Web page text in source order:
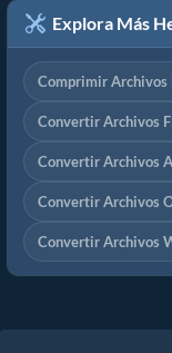
Explora Más
Comprimir Archivos
Convertir Archivos
Convertir Archivos
Convertir Archivos
Convertir Archivos